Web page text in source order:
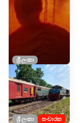
ශ්‍රී ලංකා
ශ්‍රී ලංකා සංචාරක